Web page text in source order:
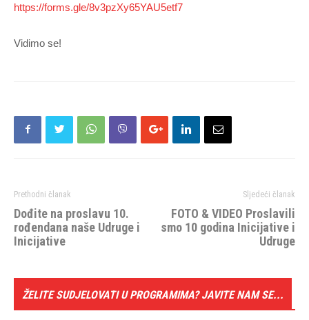
https://forms.gle/8v3pzXy65YAU5etf7
Vidimo se!
Prethodni članak
Dođite na proslavu 10.
rođendana naše Udruge i
Inicijative
Sljedeći članak
FOTO & VIDEO Proslavili
smo 10 godina Inicijative i
Udruge
ŽELITE SUDJELOVATI U PROGRAMIMA? JAVITE NAM SE...